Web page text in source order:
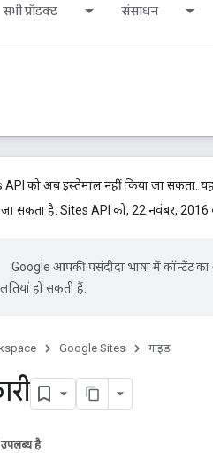
सभी प्रॉडक्ट संसाधन
API को अब इस्तेमाल नहीं किया जा सकता.
सकता है. Sites API को, 22 नवंबर, 2016
Google आपकी पसंदीदा भाषा में कॉन्टेंट
हो सकती हैं.
Google Sites गाइड
उपलब्ध है